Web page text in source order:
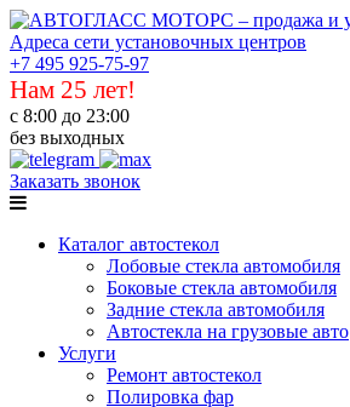
Адреса сети установочных центров
+7 495 925-75-97
Нам 25 лет!
с 8:00 до 23:00
без выходных
Заказать звонок
Каталог автостекол
Лобовые стекла автомобиля
Боковые стекла автомобиля
Задние стекла автомобиля
Автостекла на грузовые авто
Услуги
Ремонт автостекол
Полировка фар